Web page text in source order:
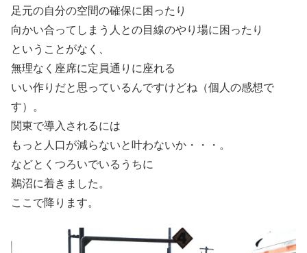
足元の自分の空間の確保に困ったり
向かい合ってしまう人との目線のやり場に困ったり
ということがなく、
無理なく座席に定員通りに座れる
いい作りだと思っているんですけどね（個人の感想で
す）。
関東で導入されるには
もっと人口が減らないと叶わないか・・・。
などとくつろいでいるうちに
鵜沼に着きました。
ここで降ります。